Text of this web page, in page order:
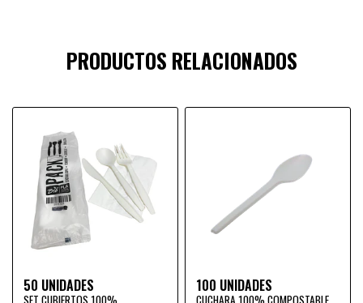
PRODUCTOS RELACIONADOS
50 UNIDADES
SET CUBIERTOS 100%
100 UNIDADES
CUCHARA 100% COMPOSTABLE